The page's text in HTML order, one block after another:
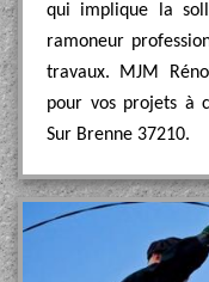
qui implique la
ramoneur
travaux. MJM
pour vos projets à
Sur Brenne 37210.